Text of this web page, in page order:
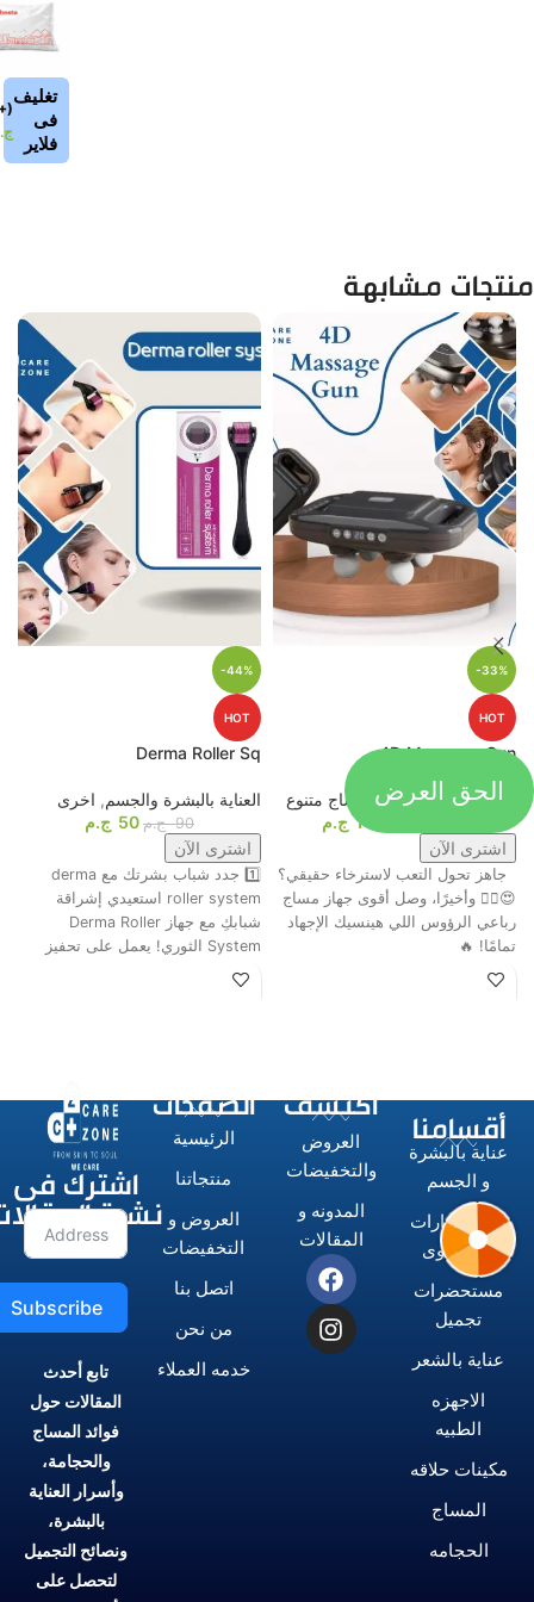
تغليف
فى
فلاير
(
منتجات مشابهة
-33%
HOT
4D Massage Gun
أجهزة المساج, اجهزة مساج متنوع
1099ج.م
اشترى الآن
جاهز تحول التعب لاسترخاء حقيقي؟
😍💆‍♂️ وأخيرًا، وصل أقوى جهاز مساج
رباعي الرؤوس اللي هينسيك الإجهاد
تمامًا! 🔥
-44%
HOT
Derma Roller Sq
العناية بالبشرة والجسم, اخرى
90 ج.م 50 ج.م
اشترى الآن
1️⃣ جدد شباب بشرتك مع derma
roller system استعيدي إشراقة
شبابكِ مع جهاز Derma Roller
System الثوري! يعمل على تحفيز
أقسامنا
عناية بالبشرة
و الجسم
الاستشوارات
و المكاوى
مستحضرات
تجميل
عناية بالشعر
الاجهزه
الطبيه
مكينات حلاقه
المساج
الحجامه
اكتشف
العروض
والتخفيضات
المدونه و
المقالات
الصفحات
الرئيسية
منتجاتنا
العروض و
التخفيضات
اتصل بنا
من نحن
خدمه العملاء
الحق العرض
اشترك فى
نشرة
Subscribe
تابع أحدث
المقالات حول
فوائد المساج
والحجامة،
وأسرار العناية
بالبشرة،
ونصائح التجميل
لتحصل على